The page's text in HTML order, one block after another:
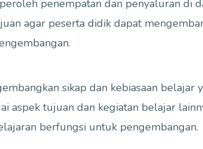
penempatan dan penyaluran
agar peserta didik dapat
sikap dan kebiasaan
aspek tujuan dan kegiatan belajar
berfungsi untuk pengembangan.